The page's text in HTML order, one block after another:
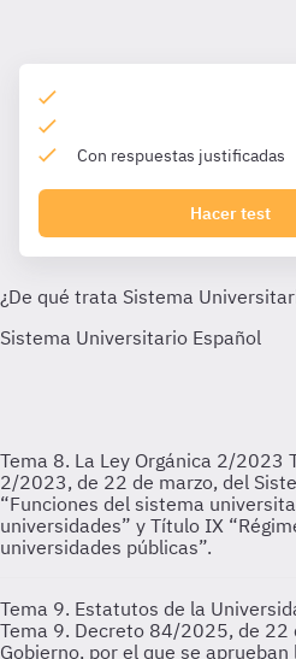
Con respuestas justificadas
Hacer test
Tema 8. La Ley Orgánica 2/2023
2/2023, de 22 de marzo, del
“Funciones del sistema
universidades” y Título IX
universidades públicas”.
Tema 9. Estatutos de la
Tema 9. Decreto 84/2025, de 22
Gobierno, por el que se